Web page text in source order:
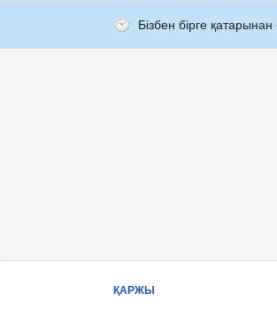
Бізбен бірге қатарынан
ҚАРЖЫ